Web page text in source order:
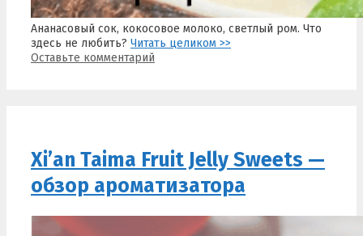
Ананасовый сок, кокосовое молоко, светлый ром. Что
здесь не любить? Читать целиком >>
Оставьте комментарий
Xi’an Taima Fruit Jelly Sweets —
обзор ароматизатора